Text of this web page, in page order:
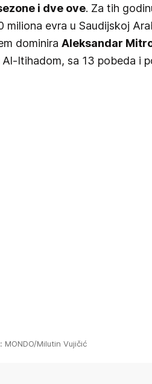
i dve ove. Za tih
miliona evra u Saudijskoj
dominira Aleksandar
Itihadom, sa 13 pobeda i
MONDO/Milutin Vujičić